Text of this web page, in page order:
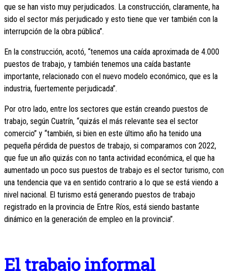
que se han visto muy perjudicados. La construcción, claramente, ha
sido el sector más perjudicado y esto tiene que ver también con la
interrupción de la obra pública”.
En la construcción, acotó, “tenemos una caída aproximada de 4.000
puestos de trabajo, y también tenemos una caída bastante
importante, relacionado con el nuevo modelo económico, que es la
industria, fuertemente perjudicada”.
Por otro lado, entre los sectores que están creando puestos de
trabajo, según Cuatrín, “quizás el más relevante sea el sector
comercio” y “también, si bien en este último año ha tenido una
pequeña pérdida de puestos de trabajo, si comparamos con 2022,
que fue un año quizás con no tanta actividad económica, el que ha
aumentado un poco sus puestos de trabajo es el sector turismo, con
una tendencia que va en sentido contrario a lo que se está viendo a
nivel nacional. El turismo está generando puestos de trabajo
registrado en la provincia de Entre Ríos, está siendo bastante
dinámico en la generación de empleo en la provincia”.
El trabajo informal